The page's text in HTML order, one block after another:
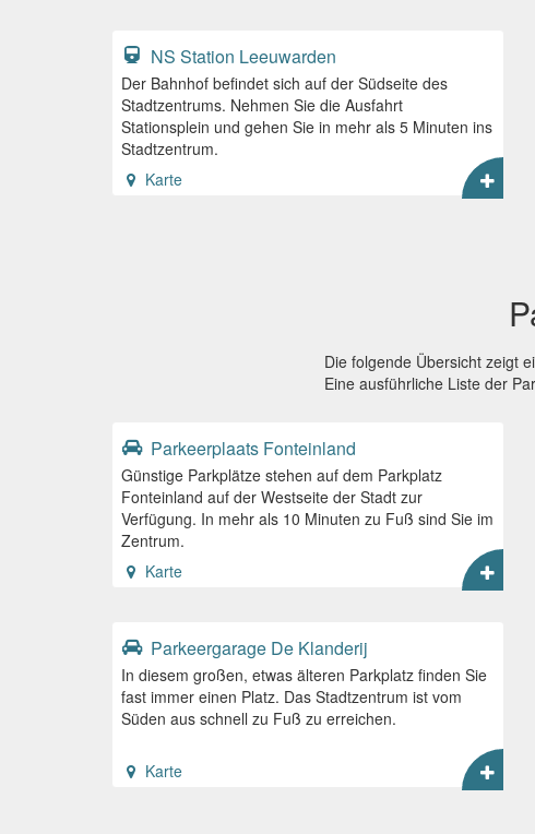
NS Station Leeuwarden
Der Bahnhof befindet sich auf der Südseite des
Stadtzentrums. Nehmen Sie die Ausfahrt
Stationsplein und gehen Sie in mehr als 5 Minuten ins
Stadtzentrum.
Karte
Die folgende Übersicht zeigt
Eine ausführliche Liste der
Parkeerplaats Fonteinland
Günstige Parkplätze stehen auf dem Parkplatz
Fonteinland auf der Westseite der Stadt zur
Verfügung. In mehr als 10 Minuten zu Fuß sind Sie im
Zentrum.
Karte
Parkeergarage De Klanderij
In diesem großen, etwas älteren Parkplatz finden Sie
fast immer einen Platz. Das Stadtzentrum ist vom
Süden aus schnell zu Fuß zu erreichen.
Karte